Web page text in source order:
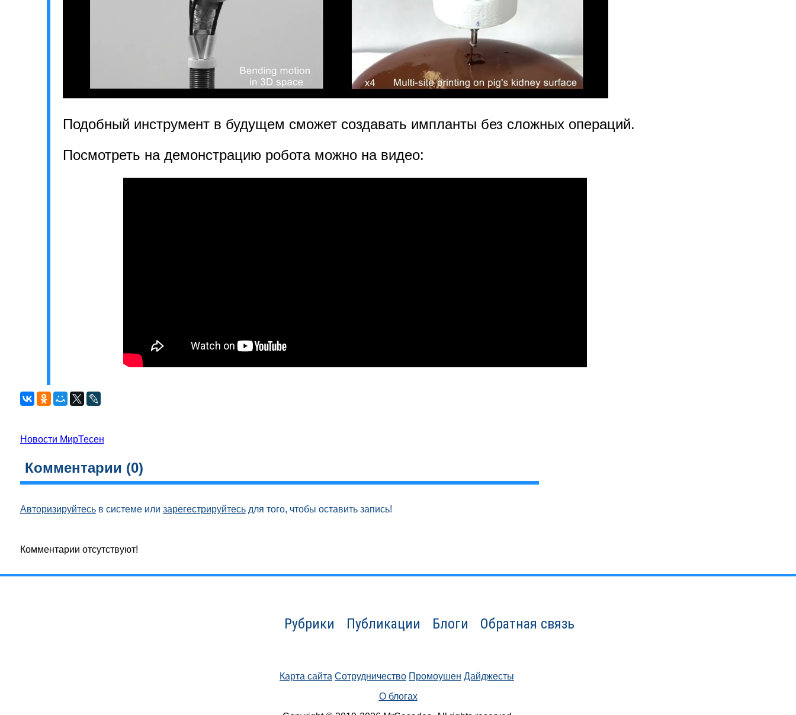
Подобный инструмент в будущем сможет создавать импланты без сложных операций.
Посмотреть на демонстрацию робота можно на видео:
Новости МирТесен
Комментарии (0)
Авторизируйтесьв системе или зарегестрируйтесьдля того, чтобы оставить запись!
Комментарии отсутствуют!
Рубрики Публикации Блоги Обратная связь
Карта сайта Сотрудничество Промоушен Дайджесты
О блогах